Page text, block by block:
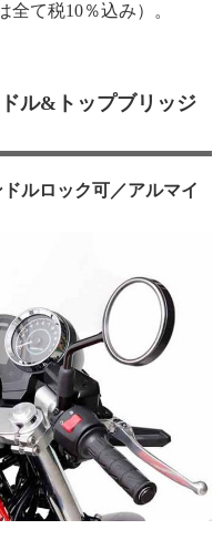
全て税10％込み）。
ル&トップブリッジ
ルロック可／アルマイ